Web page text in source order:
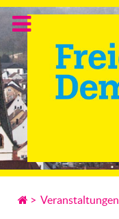
> Veranstaltungen